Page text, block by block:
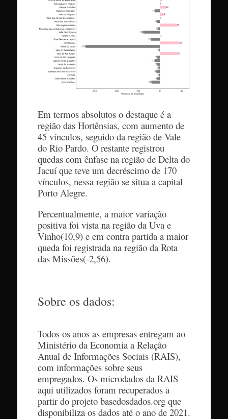
Em termos absolutos o destaque é a
região das Hortênsias, com aumento de
45 vínculos, seguido da região de Vale
do Rio Pardo. O restante registrou
quedas com ênfase na região de Delta do
Jacuí que teve um decréscimo de 170
vínculos, nessa região se situa a capital
Porto Alegre.
Percentualmente, a maior variação
positiva foi vista na região da Uva e
Vinho(10,9) e em contra partida a maior
queda foi registrada na região da Rota
das Missões(-2,56).
Sobre os dados:
Todos os anos as empresas entregam ao
Ministério da Economia a Relação
Anual de Informações Sociais (RAIS),
com informações sobre seus
empregados. Os microdados da RAIS
aqui utilizados foram recuperados a
partir do projeto basedosdados.org que
disponibiliza os dados até o ano de 2021.